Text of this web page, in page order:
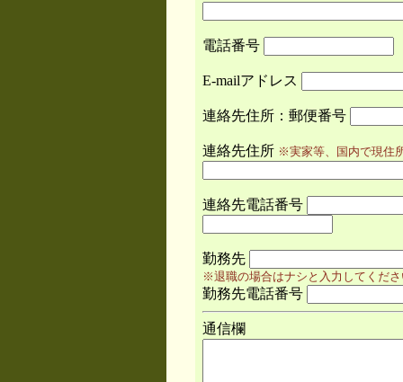
電話番号
E-mailアドレス
連絡先住所：郵便番号
連絡先住所 ※実家等、国内で現住
連絡先電話番号
勤務先
※退職の場合はナシと入力してくだ
勤務先電話番号
通信欄